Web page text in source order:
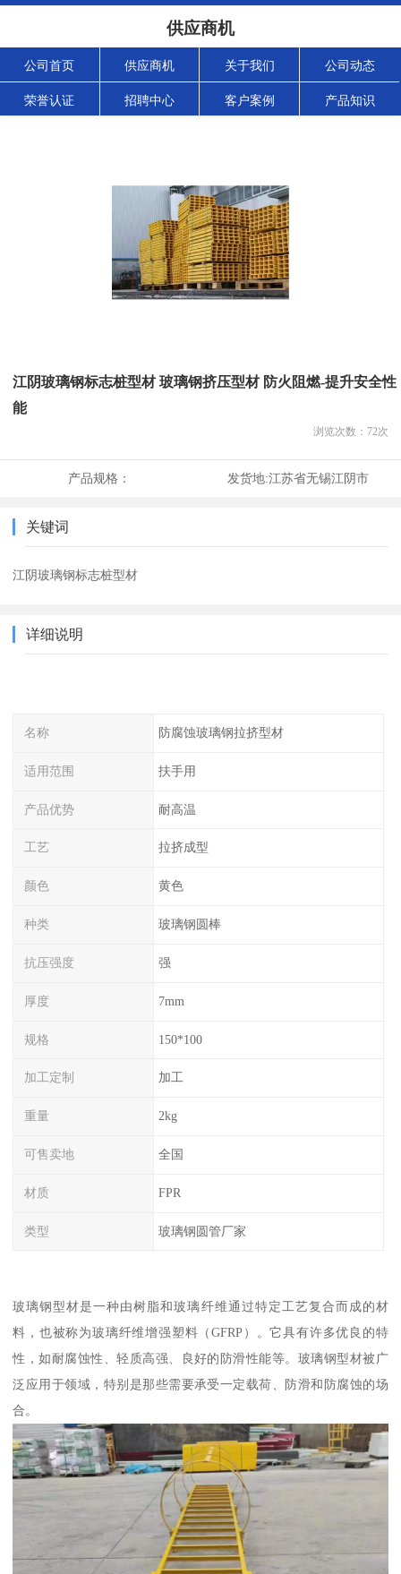
供应商机
公司首页 供应商机 关于我们 公司动态
荣誉认证 招聘中心 客户案例 产品知识
江阴玻璃钢标志桩型材 玻璃钢挤压型材 防火阻燃-提升安全性
能
浏览次数： 72次
产品规格： 发货地:江苏省无锡江阴市
关键词
江阴玻璃钢标志桩型材
详细说明
名称 防腐蚀玻璃钢拉挤型材
适用范围 扶手用
产品优势 耐高温
工艺 拉挤成型
颜色 黄色
种类 玻璃钢圆棒
抗压强度 强
厚度 7mm
规格 150*100
加工定制 加工
重量 2kg
可售卖地 全国
材质 FPR
类型 玻璃钢圆管厂家
玻璃钢型材是一种由树脂和玻璃纤维通过特定工艺复合而成的材
料，也被称为玻璃纤维增强塑料（GFRP）。它具有许多优良的特
性，如耐腐蚀性、轻质高强、良好的防滑性能等。玻璃钢型材被广
泛应用于领域，特别是那些需要承受一定载荷、防滑和防腐蚀的场
合。